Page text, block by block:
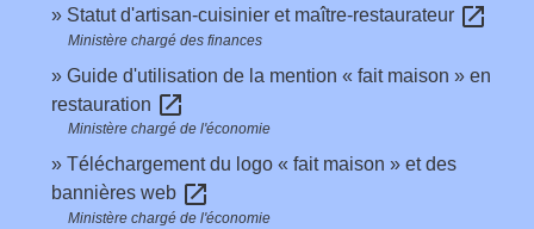
Statut d'artisan-cuisinier et maître-restaurateur open_in_new
Ministère chargé des finances
Guide d'utilisation de la mention « fait maison » en
restauration open_in_new
Ministère chargé de l'économie
Téléchargement du logo « fait maison » et des
bannières web open_in_new
Ministère chargé de l'économie